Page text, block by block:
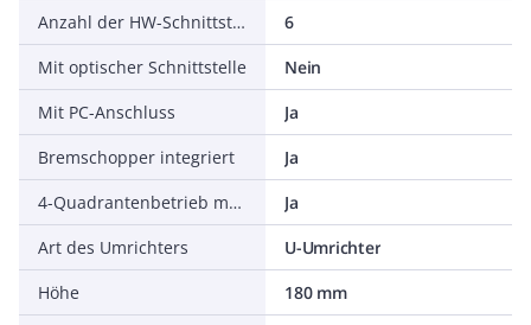
Anzahl der HW-Schnittstellen sonstige
6
Mit optischer Schnittstelle
Nein
Mit PC-Anschluss
Ja
Bremschopper integriert
Ja
4-Quadrantenbetrieb möglich
Ja
Art des Umrichters
U-Umrichter
Höhe
180 mm